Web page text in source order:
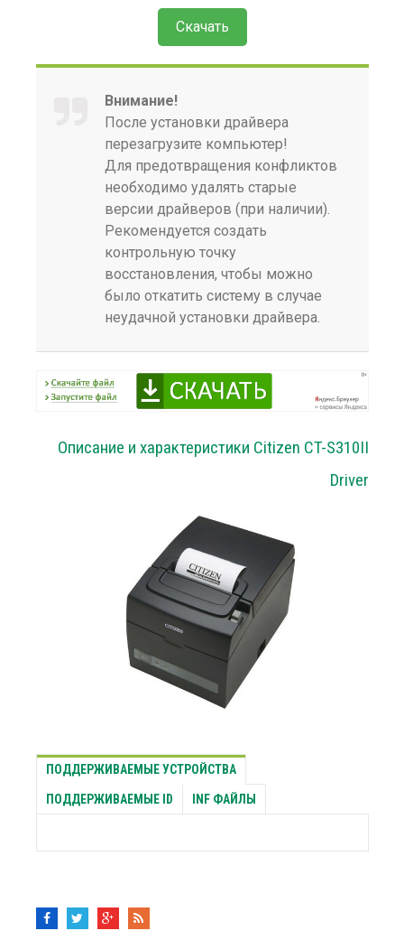
Скачать
Внимание!
После установки драйвера
перезагрузите компьютер!
Для предотвращения конфликтов
необходимо удалять старые
версии драйверов (при наличии).
Рекомендуется создать
контрольную точку
восстановления, чтобы можно
было откатить систему в случае
неудачной установки драйвера.
Описание и характеристики Citizen CT-S310II
Driver
ПОДДЕРЖИВАЕМЫЕ УСТРОЙСТВА
ПОДДЕРЖИВАЕМЫЕ ID INF ФАЙЛЫ